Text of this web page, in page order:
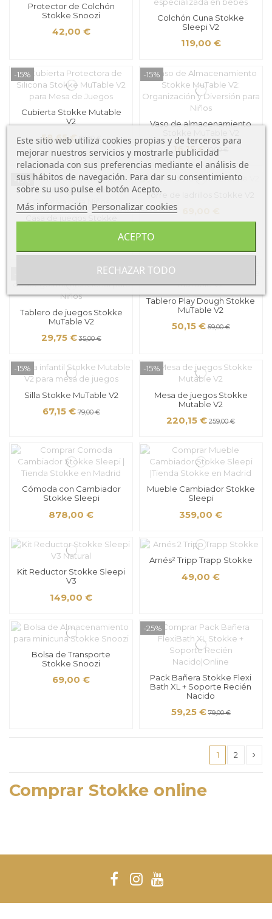
Protector de Colchón
Stokke Snoozi
42,00 €
Colchón Cuna Stokke
Sleepi V2
119,00 €
-15%
Cubierta Stokke Mutable
V2
58,65 € 69,00 €
-15%
Vaso de almacenamiento
16,15 € 19,00 €
-15%
Torre de ladrillos Stokke V2
Tablero de juegos Stokke
MuTable V2
29,75 € 35,00 €
-15%
Tablero Play Dough Stokke
MuTable V2
50,15 € 59,00 €
-15%
Silla Stokke MuTable V2
67,15 € 79,00 €
-15%
Mesa de juegos Stokke
Mutable V2
220,15 € 259,00 €
Cómoda con Cambiador
Stokke Sleepi
878,00 €
Mueble Cambiador Stokke
Sleepi
359,00 €
Kit Reductor Stokke Sleepi
V3
149,00 €
Arnés² Tripp Trapp Stokke
49,00 €
Bolsa de Transporte
Stokke Snoozi
69,00 €
-25%
Pack Bañera Stokke Flexi
Bath XL + Soporte Recién
Nacido
59,25 € 79,00 €
1 2
Comprar Stokke online
Este sitio web utiliza cookies propias y de terceros para
mejorar nuestros servicios y mostrarle publicidad
relacionada con sus preferencias mediante el análisis de
sus hábitos de navegación. Para dar su consentimiento
sobre su uso pulse el botón Acepto.
Más información Personalizar cookies
RECHAZAR TODO
ACEPTO